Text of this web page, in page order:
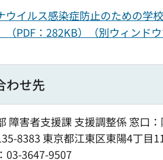
ウイルス感染症防止のための学
（PDF：282KB）（別ウィンドウ
わせ先
障害者支援課 支援調整係 窓口
8383 東京都江東区東陽4丁目
03-3647-9507